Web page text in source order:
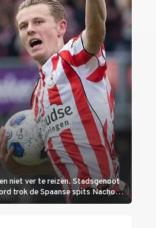
niet ver te reizen. Stadsgenoot
trok de Spaanse spits Nacho